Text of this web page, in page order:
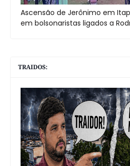
Ascensão de Jerônimo em
em bolsonaristas ligados a
TRAIDOS: